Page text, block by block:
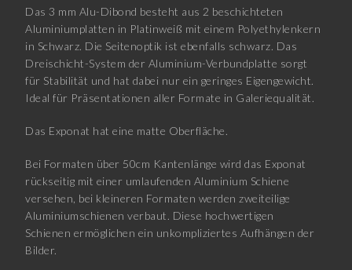
Das 3 mm Alu-Dibond besteht aus 2 beschichteten
Aluminiumplatten in Platinweiß mit einem Polyethylenkern
in Schwarz. Die Seitenoptik ist ebenfalls schwarz. Das
Dreischicht-System der Aluminium-Verbundplatte sorgt
für Stabilität und hat dabei nur ein geringes Eigengewicht.
Ideal für Präsentationen aller Formate in Galeriequalität.
Das Exponat hat eine matte Oberfläche.
Bei Formaten über 50cm Kantenlänge wird das Exponat
rückseitig mit einer umlaufenden Aluminium Schiene
versehen, bei kleineren Formaten werden zweiteilige
Aluminiumschienen verbaut. Diese hochwertigen
Schienen ermöglichen ein unkompliziertes Aufhängen der
Bilder.